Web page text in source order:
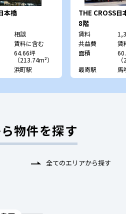
本橋
相談
賃料に含む
64.66坪
（213.74m²）
浜町駅
THE CROSS日
8階
賃料
共益費
賃
面積
最寄駅
馬
物件を探す
全てのエリアから探す